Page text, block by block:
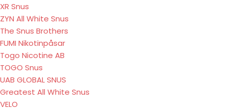
XR Snus
ZYN All White Snus
The Snus Brothers
FUMI Nikotinpåsar
Togo Nicotine AB
TOGO Snus
UAB GLOBAL SNUS
Greatest All White Snus
VELO